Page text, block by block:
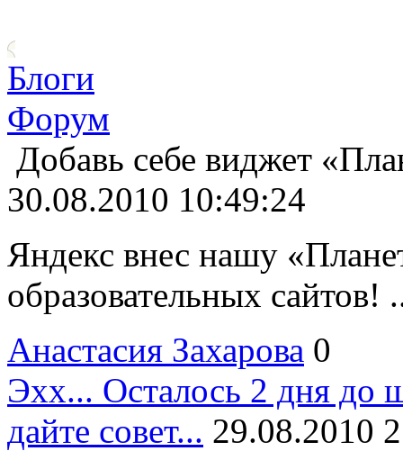
Блоги
Форум
Добавь себе виджет
30.08.2010 10:49:24
Яндекс внес нашу
образовательных сайтов!
Анастасия Захарова 0
Эхх... Осталось 2 дня
дайте совет... 29.08.2010